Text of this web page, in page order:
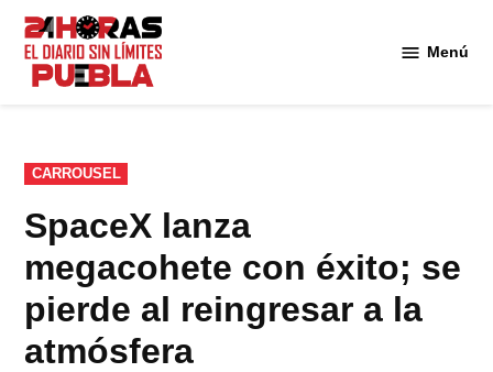
Saltar
contenido
Menú
PUBLICADO
EN
CARROUSEL
SpaceX lanza
megacohete con éxito; se
pierde al reingresar a la
atmósfera